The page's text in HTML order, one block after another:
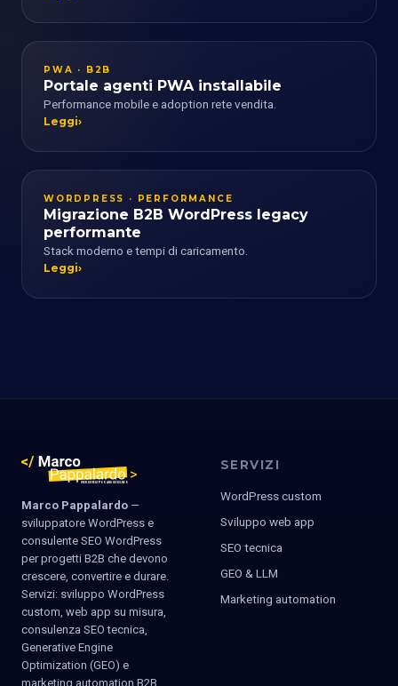
PWA · B2B
Portale agenti PWA installabile
Performance mobile e adoption rete vendita.
Leggi
WORDPRESS · PERFORMANCE
Migrazione B2B WordPress legacy
performante
Stack moderno e tempi di caricamento.
Leggi
Marco Pappalardo —
sviluppatore WordPress e
consulente SEO WordPress
per progetti B2B che devono
crescere, convertire e durare.
Servizi: sviluppo WordPress
custom, web app su misura,
consulenza SEO tecnica,
Generative Engine
Optimization (GEO) e
marketing automation B2B.
SERVIZI
WordPress custom
Sviluppo web app
SEO tecnica
GEO & LLM
Marketing automation